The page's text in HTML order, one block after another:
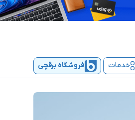
خدمات فروشگاه برقچی